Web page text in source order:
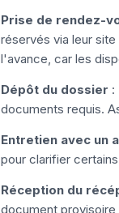
Prise de rendez-
réservés via leur
l'avance, car les
Dépôt du dossier :
documents requis.
Entretien avec un
pour clarifier
Réception du
document